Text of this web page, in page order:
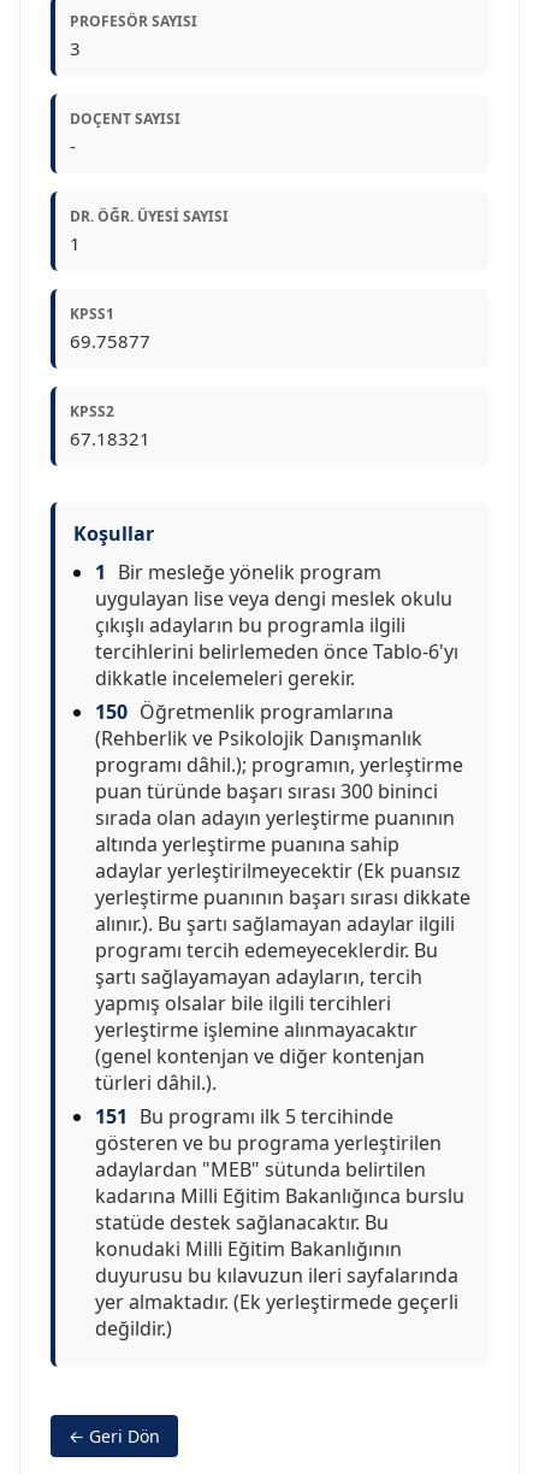
PROFESÖR SAYISI
3
DOÇENT SAYISI
-
DR. ÖĞR. ÜYESI SAYISI
1
KPSS1
69.75877
KPSS2
67.18321
Koşullar
1 Bir mesleğe yönelik program
uygulayan lise veya dengi meslek okulu
çıkışlı adayların bu programla ilgili
tercihlerini belirlemeden önce Tablo-6'yı
dikkatle incelemeleri gerekir.
150 Öğretmenlik programlarına
(Rehberlik ve Psikolojik Danışmanlık
programı dâhil.); programın, yerleştirme
puan türünde başarı sırası 300 bininci
sırada olan adayın yerleştirme puanının
altında yerleştirme puanına sahip
adaylar yerleştirilmeyecektir (Ek puansız
yerleştirme puanının başarı sırası dikkate
alınır.). Bu şartı sağlamayan adaylar ilgili
programı tercih edemeyeceklerdir. Bu
şartı sağlayamayan adayların, tercih
yapmış olsalar bile ilgili tercihleri
yerleştirme işlemine alınmayacaktır
(genel kontenjan ve diğer kontenjan
türleri dâhil.).
151 Bu programı ilk 5 tercihinde
gösteren ve bu programa yerleştirilen
adaylardan "MEB" sütunda belirtilen
kadarına Milli Eğitim Bakanlığınca burslu
statüde destek sağlanacaktır. Bu
konudaki Milli Eğitim Bakanlığının
duyurusu bu kılavuzun ileri sayfalarında
yer almaktadır. (Ek yerleştirmede geçerli
değildir.)
← Geri Dön